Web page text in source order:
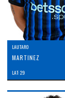
LAUTARO
MARTINEZ
LAT: 29